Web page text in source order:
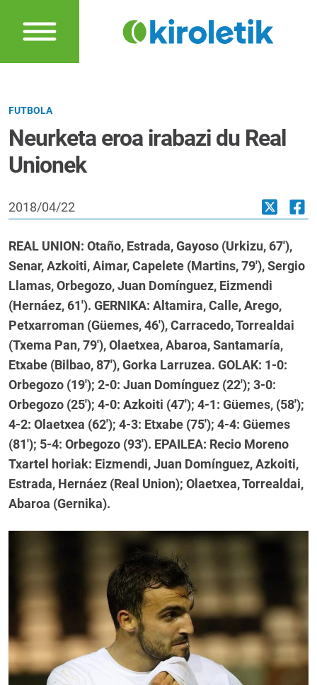
FUTBOLA
Neurketa eroa irabazi du Real
Unionek
2018/04/22
REAL UNION: Otaño, Estrada, Gayoso (Urkizu, 67'),
Senar, Azkoiti, Aimar, Capelete (Martins, 79'), Sergio
Llamas, Orbegozo, Juan Domínguez, Eizmendi
(Hernáez, 61'). GERNIKA: Altamira, Calle, Arego,
Petxarroman (Güemes, 46'), Carracedo, Torrealdai
(Txema Pan, 79'), Olaetxea, Abaroa, Santamaría,
Etxabe (Bilbao, 87'), Gorka Larruzea. GOLAK: 1-0:
Orbegozo (19'); 2-0: Juan Domínguez (22'); 3-0:
Orbegozo (25'); 4-0: Azkoiti (47'); 4-1: Güemes, (58');
4-2: Olaetxea (62'); 4-3: Etxabe (75'); 4-4: Güemes
(81'); 5-4: Orbegozo (93'). EPAILEA: Recio Moreno
Txartel horiak: Eizmendi, Juan Domínguez, Azkoiti,
Estrada, Hernáez (Real Union); Olaetxea, Torrealdai,
Abaroa (Gernika).